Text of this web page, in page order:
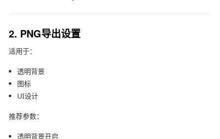
2. PNG导出设置
适用于：
透明背景
图标
UI设计
推荐参数：
透明背景开启